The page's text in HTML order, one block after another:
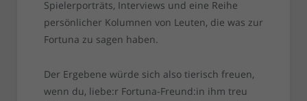
Spielerporträts, Interviews und eine Reihe
persönlicher Kolumnen von Leuten, die was zur
Fortuna zu sagen haben.
Der Ergebene würde sich also tierisch freuen,
wenn du, liebe:r Fortuna-Freund:in ihm treu